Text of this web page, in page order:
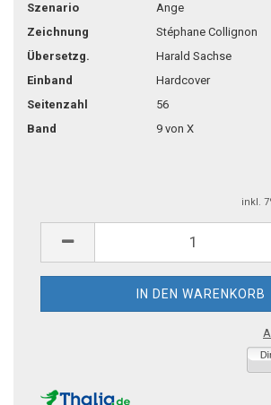
Szenario
Ange
Zeichnung
Stéphane Collignon
Übersetzg.
Harald Sachse
Einband
Hardcover
Seitenzahl
56
Band
9 von X
inkl.